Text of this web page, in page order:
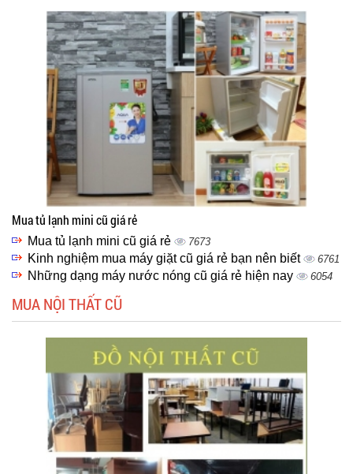
Mua tủ lạnh mini cũ giá rẻ
Mua tủ lạnh mini cũ giá rẻ 7673
Kinh nghiệm mua máy giặt cũ giá rẻ bạn nên biết 6761
Những dạng máy nước nóng cũ giá rẻ hiện nay 6054
MUA NỘI THẤT CŨ